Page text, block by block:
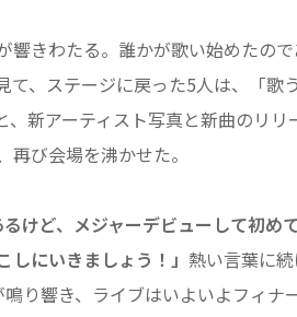
響きわたる。誰かが歌い始めたの
て、ステージに戻った5人は、「歌
新アーティスト写真と新曲のリ
び会場を沸かせた。
けど、メジャーデビューして初め
にいきましょう！」 熱い言葉に
り響き、ライブはいよいよフィ